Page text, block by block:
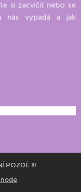
si zacvičit nebo se
nás vypadá a jak
POZDĚ !!!